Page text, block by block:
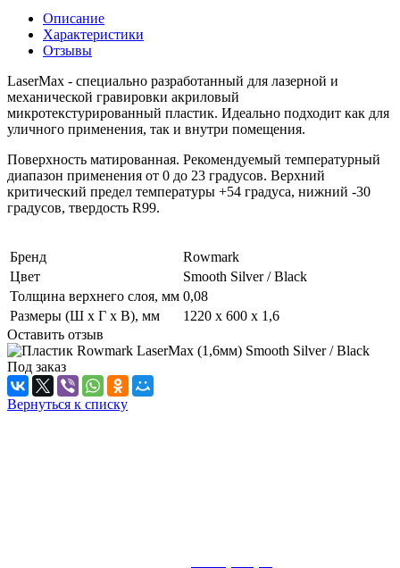
Описание
Характеристики
Отзывы
LaserMax - специально разработанный для лазерной и
механической гравировки акриловый
микротекстурированный пластик. Идеально подходит как для
уличного применения, так и внутри помещения.
Поверхность матированная. Рекомендуемый температурный
диапазон применения от 0 до 23 градусов. Верхний
критический предел температуры +54 градуса, нижний -30
градусов, твердость R99.
Бренд
Rowmark
Цвет
Smooth Silver / Black
Толщина верхнего слоя, мм 0,08
Размеры (Ш x Г x В), мм
1220 х 600 х 1,6
Оставить отзыв
Под заказ
Вернуться к списку